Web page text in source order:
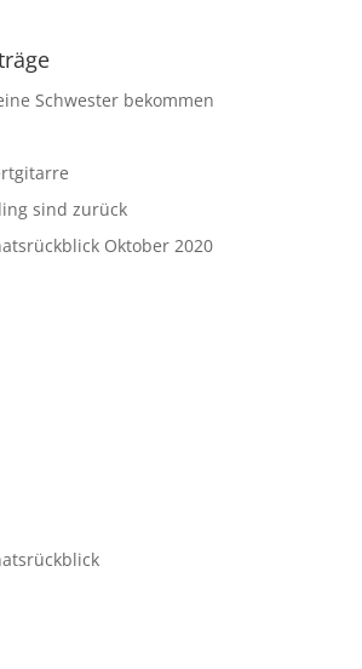
Schwester bekommen
sind zurück
Oktober 2020